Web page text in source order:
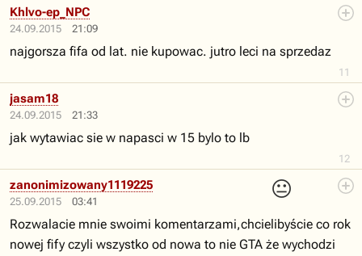
24.09.2015 21:09
11
Khlvo-ep_NPC
najgorsza fifa od lat. nie kupowac. jutro leci na sprzedaz
24.09.2015 21:33
12
jasam18
jak wytawiac sie w napasci w 15 bylo to lb
25.09.2015 03:41
😐
zanonimizowany1119225
Rozwalacie mnie swoimi komentarzami,chcielibyście co rok
nowej fify czyli wszystko od nowa to nie GTA że wychodzi